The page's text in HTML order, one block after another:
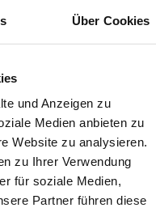
Über Cookies
und Anzeigen zu
Medien anbieten zu
Website zu analysieren.
zu Ihrer Verwendung
für soziale Medien,
Partner führen diese